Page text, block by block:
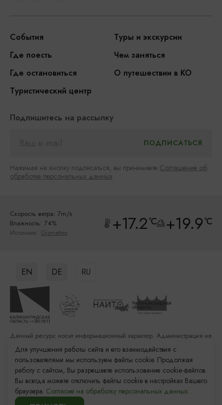
События
Туры и экскурсии
Где поесть
Чем заняться
Где остановиться
О путешествии в КО
Туристический центр
Подпишитесь на рассылку
Нажимая на кнопку подписаться, вы принимаете Соглашение об
обработке персональных данных
Скорость ветра: 7m/s
Влажность: 74%
Источник: Gismeteo +17.2°C +19.9°C
EN DE RU
© 2011–2026 «Туристский информационный центр
Калининградской области»
Данный ресурс носит информационный характер. Администрация не
несет ответственности за качество услуг, предоставленных
сторонними организациями
Разработка сайта: «Решение»
Продвижение сайта: Remarka Agency
Для улучшения работы сайта и его взаимодействия с
пользователями мы используем файлы cookie. Продолжая
работу с сайтом, Вы разрешаете использование cookie-файлов.
Вы всегда можете отключить файлы cookie в настройках Вашего
браузера. Согласие на обработку персональных данных.